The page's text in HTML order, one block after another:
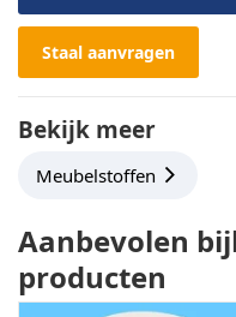
Staal aanvragen
Bekijk meer
Meubelstoffen
Aanbevolen
producten